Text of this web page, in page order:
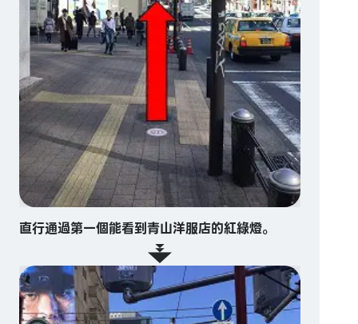
直行通過第一個能看到青山洋服店的紅綠燈。